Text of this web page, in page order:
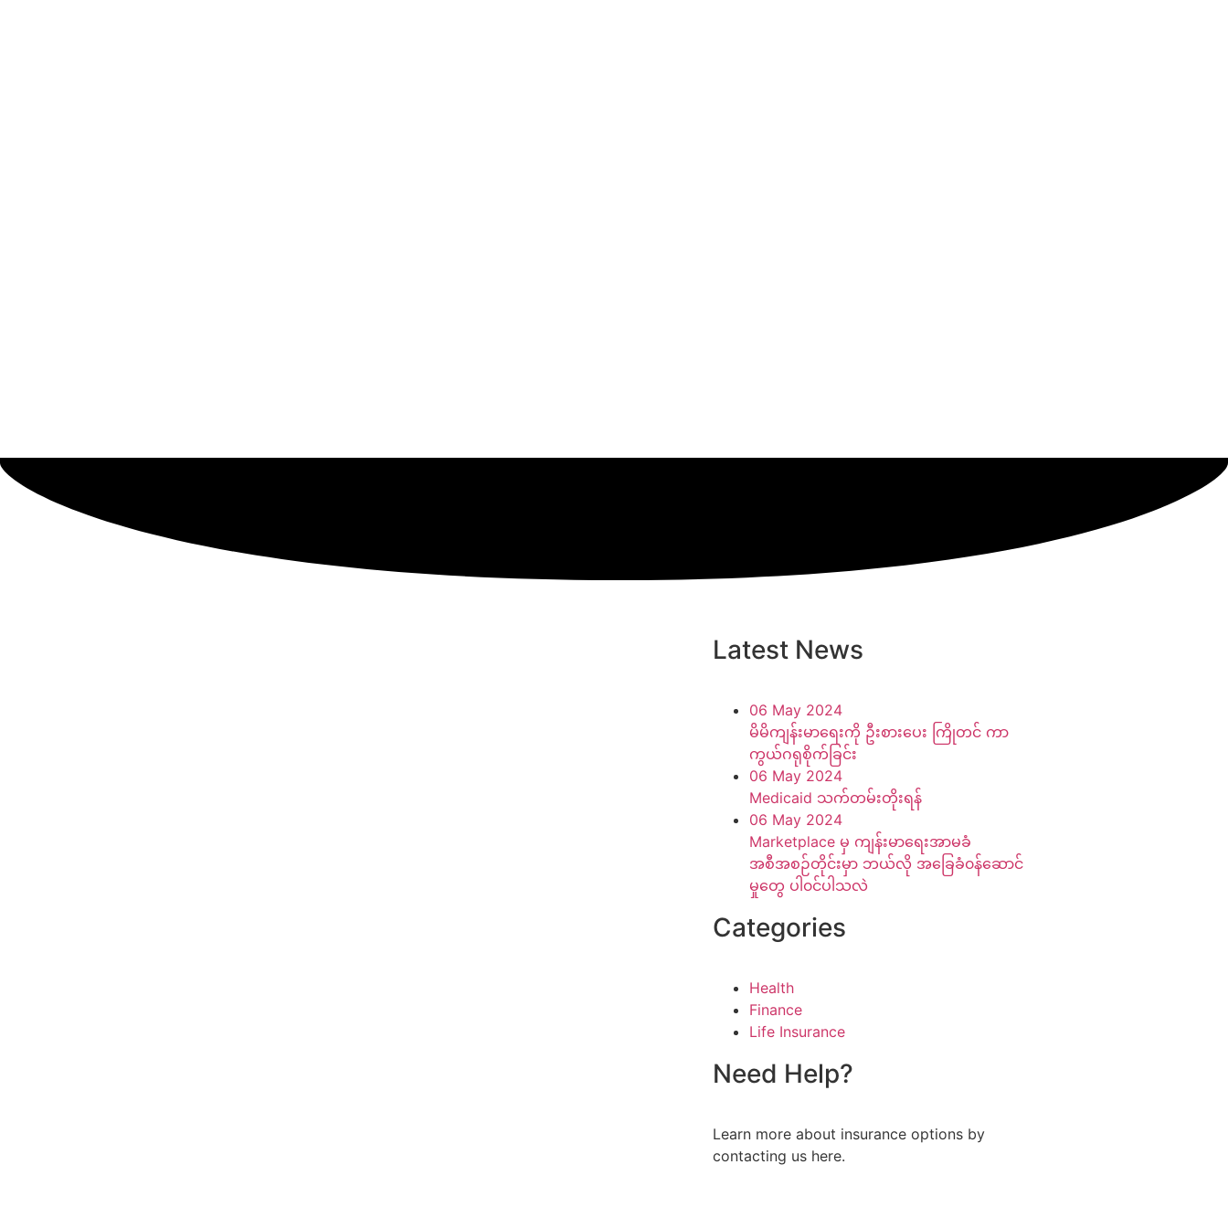
Latest News
06 May 2024
မိမိကျန်းမာရေးကို ဦးစားပေး ကြိုတင် ကာ
ကွယ်ဂရုစိုက်ခြင်း
06 May 2024
Medicaid သက်တမ်းတိုးရန်
06 May 2024
Marketplace မှ ကျန်းမာရေးအာမခံ
အစီအစဉ်တိုင်းမှာ ဘယ်လို အခြေခံ၀န်ဆောင်
မှုတွေ ပါ၀င်ပါသလဲ
Categories
Health
Finance
Life Insurance
Need Help?
Learn more about insurance options by
contacting us here.